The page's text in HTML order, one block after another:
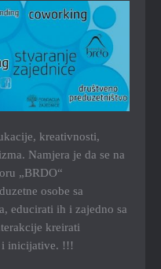
kreativnosti,
Namjera je da se na
„BRDO“
osobe sa
educirati ih i zajedno sa
kreirati
i inicijative. !!!